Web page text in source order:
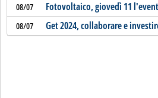
08/07 Fotovoltaico, giovedì 11
08/07 Get 2024, collaborare e